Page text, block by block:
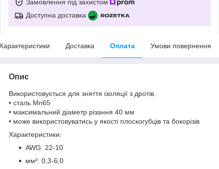
Замовлення під захистом
Доступна доставка
Доставка Оплата Умови повернення
Опис
Використовується для зняття ізоляції з дротів.
• сталь Mn65
• максимальний діаметр різання 40 мм
• може використовуватись у якості плоскогубців та бокорізів
Характеристики:
AWG: 22-10
мм²: 0,3-6,0